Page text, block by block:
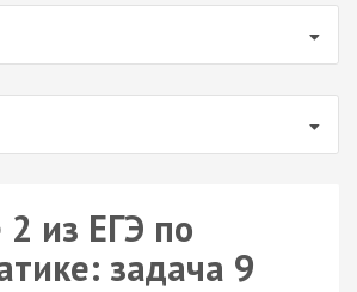
из ЕГЭ по
задача 9